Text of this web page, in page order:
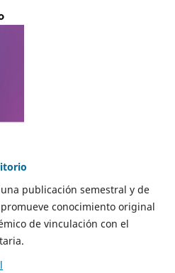
publicación semestral y de
conocimiento original
de vinculación con el